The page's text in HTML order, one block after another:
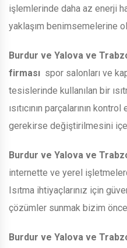
işlemlerinde daha az enerji
yaklaşım benimsemelerine
Burdur ve Yalova ve
firması spor salonları ve
tesislerinde kullanılan bir
ısıtıcının parçalarının
gerekirse değiştirilmesini
Burdur ve Yalova ve
internette ve yerel
Isıtma ihtiyaçlarınız için
çözümler sunmak bizim
Burdur ve Yalova ve